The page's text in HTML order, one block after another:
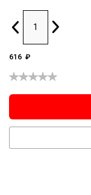
616 ₽